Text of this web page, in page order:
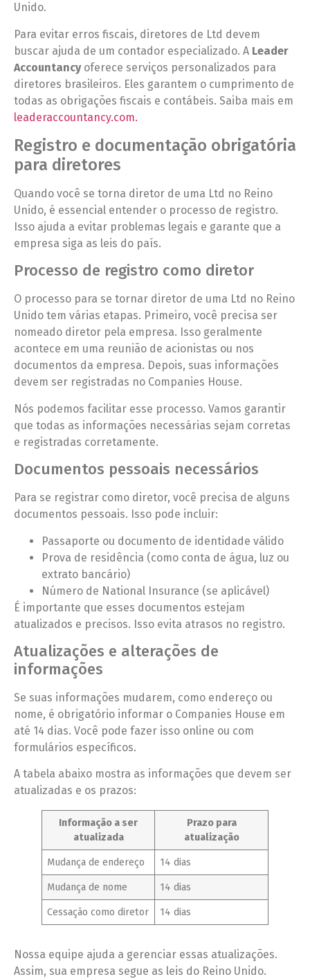
Unido.
Para evitar erros fiscais, diretores de Ltd devem
buscar ajuda de um contador especializado. A Leader
Accountancyoferece serviços personalizados para
diretores brasileiros. Eles garantem o cumprimento de
todas as obrigações fiscais e contábeis. Saiba mais em
leaderaccountancy.com.
Registro e documentação obrigatória
para diretores
Quando você se torna diretor de uma Ltd no Reino
Unido, é essencial entender o processo de registro.
Isso ajuda a evitar problemas legais e garante que a
empresa siga as leis do país.
Processo de registro como diretor
O processo para se tornar diretor de uma Ltd no Reino
Unido tem várias etapas. Primeiro, você precisa ser
nomeado diretor pela empresa. Isso geralmente
acontece em uma reunião de acionistas ou nos
documentos da empresa. Depois, suas informações
devem ser registradas no Companies House.
Nós podemos facilitar esse processo. Vamos garantir
que todas as informações necessárias sejam corretas
e registradas corretamente.
Documentos pessoais necessários
Para se registrar como diretor, você precisa de alguns
documentos pessoais. Isso pode incluir:
Passaporte ou documento de identidade válido
Prova de residência (como conta de água, luz ou
extrato bancário)
Número de National Insurance (se aplicável)
É importante que esses documentos estejam
atualizados e precisos. Isso evita atrasos no registro.
Atualizações e alterações de
informações
Se suas informações mudarem, como endereço ou
nome, é obrigatório informar o Companies House em
até 14 dias. Você pode fazer isso online ou com
formulários específicos.
A tabela abaixo mostra as informações que devem ser
atualizadas e os prazos:
Informação a ser
atualizada
Prazo para
atualização
Mudança de endereço 14 dias
Mudança de nome 14 dias
Cessação como diretor 14 dias
Nossa equipe ajuda a gerenciar essas atualizações.
Assim, sua empresa segue as leis do Reino Unido.